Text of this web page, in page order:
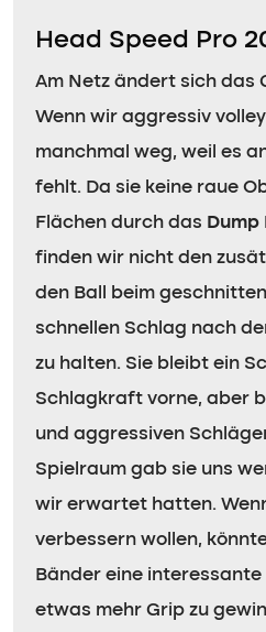
Head Speed Pro
Am Netz ändert sich das
Wenn wir aggressiv
manchmal weg, weil es
fehlt. Da sie keine raue
Flächen durch das Dump
finden wir nicht den
den Ball beim
schnellen Schlag nach
zu halten. Sie bleibt ein
Schlagkraft vorne, aber
und aggressiven
Spielraum gab sie uns
wir erwartet hatten.
verbessern wollen,
Bänder eine interessante
etwas mehr Grip zu